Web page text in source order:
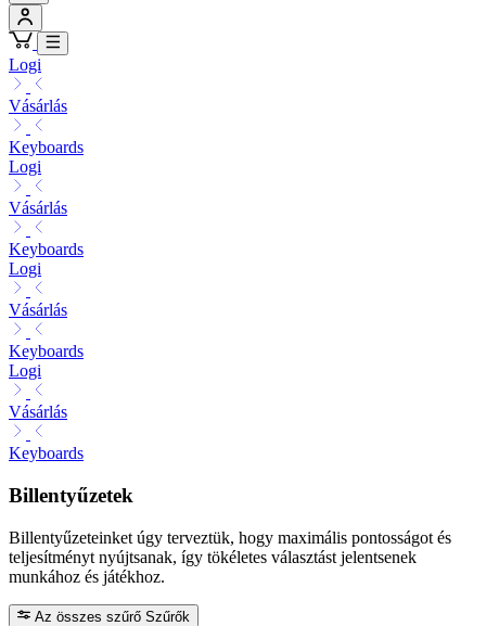
Logi
Vásárlás
Keyboards
Logi
Vásárlás
Keyboards
Logi
Vásárlás
Keyboards
Logi
Vásárlás
Keyboards
Billentyűzetek
Billentyűzeteinket úgy terveztük, hogy maximális pontosságot és
teljesítményt nyújtsanak, így tökéletes választást jelentsenek
munkához és játékhoz.
Az összes szűrő Szűrők